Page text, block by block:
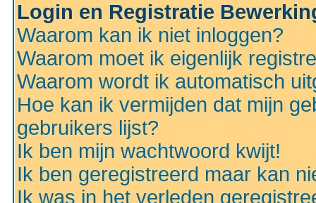
Login en Registratie
Waarom kan ik niet inloggen?
Waarom moet ik eigenlijk
Waarom wordt ik automatisch
Hoe kan ik vermijden dat mijn
gebruikers lijst?
Ik ben mijn wachtwoord kwijt!
Ik ben geregistreerd maar kan
Ik was in het verleden